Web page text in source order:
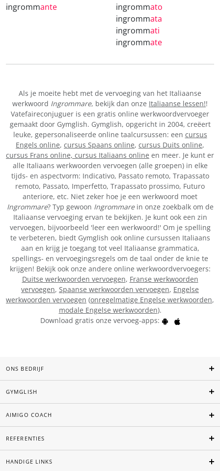
ingrommante ingrommato
ingrommata
ingrommati
ingrommate
Als je moeite hebt met de vervoeging van het Italiaanse
werkwoord Ingrommare, bekijk dan onze Italiaanse lessen!!
Vatefaireconjuguer is een gratis online werkwoordvervoeger
gemaakt door Gymglish. Gymglish, opgericht in 2004, creëert
leuke, gepersonaliseerde online taalcursussen: een cursus
Engels online, cursus Spaans online, cursus Duits online,
cursus Frans online, cursus Italiaans online en meer. Je kunt er
alle Italiaans werkwoorden vervoegen (alle groepen) in elke
tijds- en aspectvorm: Indicativo, Passato remoto, Trapassato
remoto, Passato, Imperfetto, Trapassato prossimo, Futuro
anteriore, etc. Niet zeker hoe je een werkwoord moet
Ingrommare? Typ gewoon Ingrommarein onze zoekbalk om de
Italiaanse vervoeging ervan te bekijken. Je kunt ook een zin
vervoegen, bijvoorbeeld 'leer een werkwoord!' Om je spelling
te verbeteren, biedt Gymglish ook online cursussen Italiaans
aan en krijg je toegang tot veel Italiaanse grammatica,
spellings- en vervoegingsregels om de taal onder de knie te
krijgen! Bekijk ook onze andere online werkwoordvervoegers:
Duitse werkwoorden vervoegen, Franse werkwoorden
vervoegen, Spaanse werkwoorden vervoegen, Engelse
werkwoorden vervoegen (onregelmatige Engelse werkwoorden,
modale Engelse werkwoorden).
Download gratis onze vervoeg-apps:
ONS BEDRIJF
GYMGLISH
AIMIGO COACH
REFERENTIES
HANDIGE LINKS